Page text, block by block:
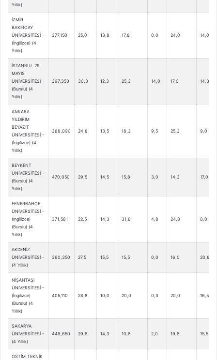
Yıllık)
İZMİR
BAKIRÇAY
ÜNİVERSİTESİ -
(İngilizce) (4
Yıllık)
377,150 25,0 13,8 17,8 0,0 24,0 14,0
İSTANBUL 29
MAYIS
ÜNİVERSİTESİ -
(Burslu) (4
Yıllık)
397,353 30,3 12,3 25,3 14,0 17,0 14,3
ANKARA
YILDIRIM
BEYAZIT
ÜNİVERSİTESİ -
(İngilizce) (4
Yıllık)
388,090 24,8 13,5 18,3 9,5 25,3 9,0
BEYKENT
ÜNİVERSİTESİ -
(Burslu) (4
Yıllık)
470,050 29,5 14,5 15,8 3,0 14,3 17,0
FENERBAHÇE
ÜNİVERSİTESİ -
(İngilizce)
(Burslu) (4
Yıllık)
371,581 22,5 14,3 31,8 4,8 24,8 8,0
AKDENİZ
ÜNİVERSİTESİ -
(4 Yıllık)
360,350 27,5 15,5 15,5 0,0 16,0 20,8
NİŞANTAŞI
ÜNİVERSİTESİ -
(İngilizce)
(Burslu) (4
Yıllık)
405,110 28,8 10,0 20,0 0,3 20,0 16,5
SAKARYA
ÜNİVERSİTESİ -
(4 Yıllık)
448,650 29,8 14,3 10,8 2,0 19,8 15,5
OSTİM TEKNİK